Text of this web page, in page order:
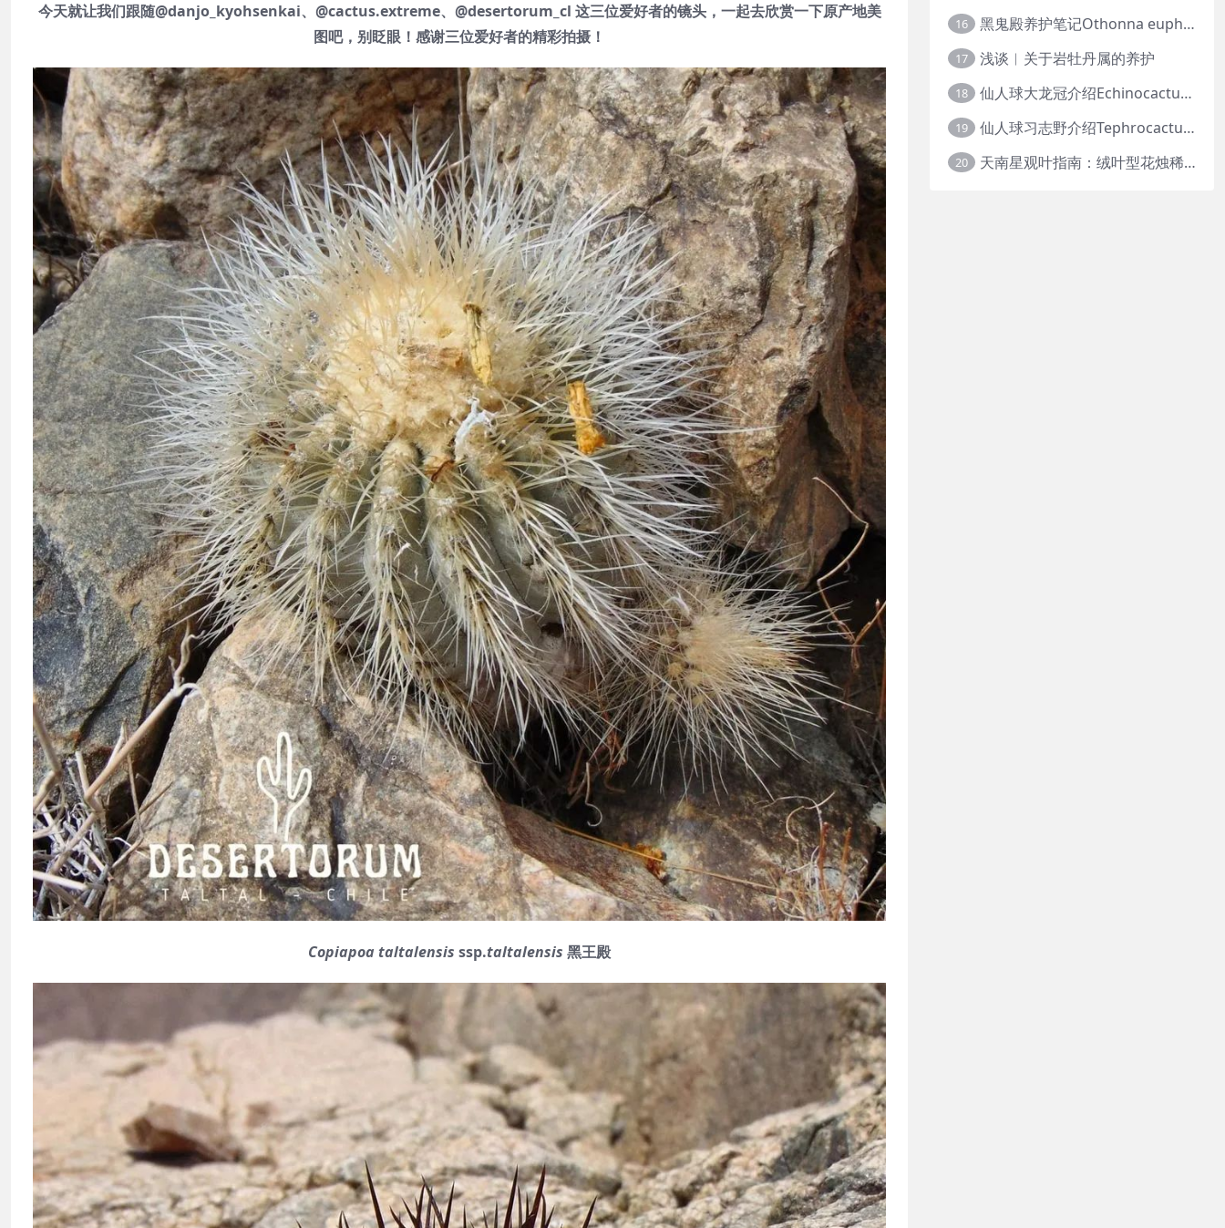
今天就让我们跟随@danjo_kyohsenkai、@cactus.extreme、@desertorum_cl 这三位爱好者的镜头，一起去欣赏一下原产地美
图吧，别眨眼！感谢三位爱好者的精彩拍摄！
Copiapoa taltalensis ssp.taltalensis 黑王殿
16 黑鬼殿养护笔记Othonna euphorbioides
17 浅谈︱关于岩牡丹属的养护
18 仙人球大龙冠介绍Echinocactus polycephalus
19 仙人球习志野介绍Tephrocactus geometricus
20 天南星观叶指南：绒叶型花烛稀有种质 · 帝王花烛等